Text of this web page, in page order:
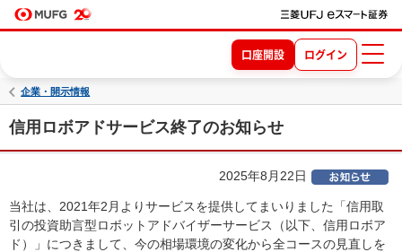
口座開設 ログイン
企業・開示情報
信用ロボアドサービス終了のお知らせ
2025年8月22日
当社は、2021年2月よりサービスを提供してまいりました「信用取
引の投資助言型ロボットアドバイザーサービス（以下、信用ロボア
ド）」につきまして、今の相場環境の変化から全コースの見直しを